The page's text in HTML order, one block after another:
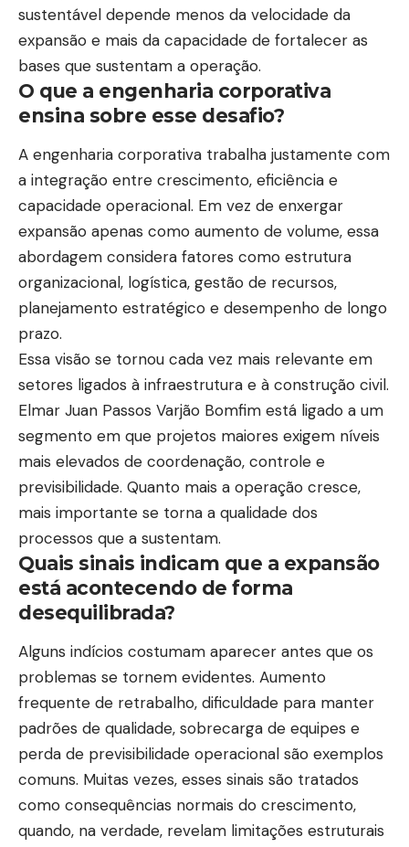
sustentável depende menos da velocidade da
expansão e mais da capacidade de fortalecer as
bases que sustentam a operação.
O que a engenharia corporativa
ensina sobre esse desafio?
A engenharia corporativa trabalha justamente com
a integração entre crescimento, eficiência e
capacidade operacional. Em vez de enxergar
expansão apenas como aumento de volume, essa
abordagem considera fatores como estrutura
organizacional, logística, gestão de recursos,
planejamento estratégico e desempenho de longo
prazo.
Essa visão se tornou cada vez mais relevante em
setores ligados à infraestrutura e à construção civil.
Elmar Juan Passos Varjão Bomfim está ligado a um
segmento em que projetos maiores exigem níveis
mais elevados de coordenação, controle e
previsibilidade. Quanto mais a operação cresce,
mais importante se torna a qualidade dos
processos que a sustentam.
Quais sinais indicam que a expansão
está acontecendo de forma
desequilibrada?
Alguns indícios costumam aparecer antes que os
problemas se tornem evidentes. Aumento
frequente de retrabalho, dificuldade para manter
padrões de qualidade, sobrecarga de equipes e
perda de previsibilidade operacional são exemplos
comuns. Muitas vezes, esses sinais são tratados
como consequências normais do crescimento,
quando, na verdade, revelam limitações estruturais